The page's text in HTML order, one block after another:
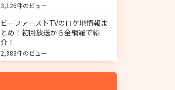
3,126件のビュー
ビーファーストTVのロケ地情報ま
とめ！初回放送から全網羅で紹
介！
2,983件のビュー